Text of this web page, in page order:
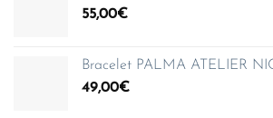
55,00€
Bracelet PALMA ATELIER
49,00€